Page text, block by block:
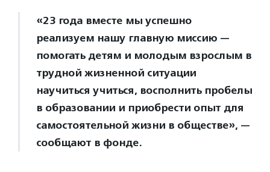
«23 года вместе мы успешно
реализуем нашу главную миссию —
помогать детям и молодым взрослым в
трудной жизненной ситуации
научиться учиться, восполнить пробелы
в образовании и приобрести опыт для
самостоятельной жизни в обществе», —
сообщают в фонде.